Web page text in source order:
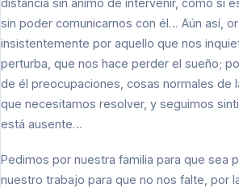
distancia sin ánimo de intervenir, como si
sin poder comunicarnos con él… Aún así,
insistentemente por aquello que nos
perturba, que nos hace perder el sueño;
de él preocupaciones, cosas normales de
que necesitamos resolver, y seguimos
está ausente…
Pedimos por nuestra familia para que sea
nuestro trabajo para que no nos falte, por